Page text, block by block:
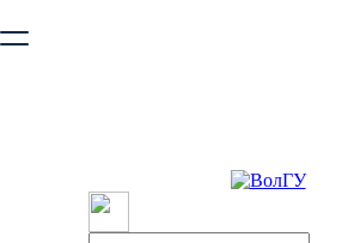
безопасную работу с сайтом. Пожалуйста